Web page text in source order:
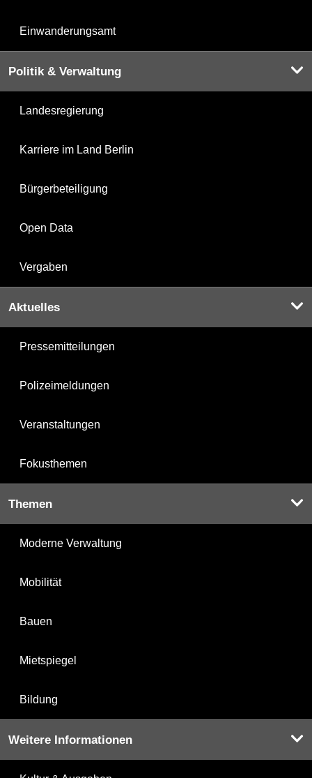
Einwanderungsamt
Politik & Verwaltung
Landesregierung
Karriere im Land Berlin
Bürgerbeteiligung
Open Data
Vergaben
Aktuelles
Pressemitteilungen
Polizeimeldungen
Veranstaltungen
Fokusthemen
Themen
Moderne Verwaltung
Mobilität
Bauen
Mietspiegel
Bildung
Weitere Informationen